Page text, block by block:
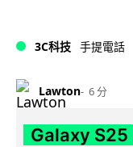
3C科技 手提電話
Lawton 6 分
Galaxy